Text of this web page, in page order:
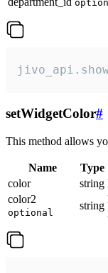
setWidgetColor#
This method allows
Name Type
color
string
color2
optional
string